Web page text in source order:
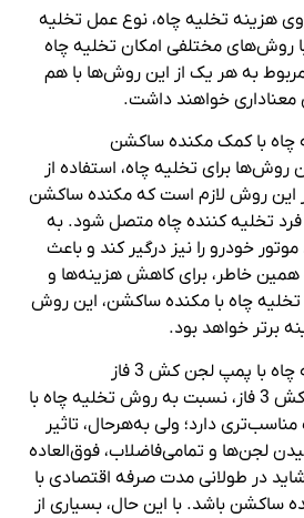
هزینه تخلیه چاه، نوع عمل تخلیه
روش‌های مختلفی امکان تخلیه چاه
به هر یک از این روش‌ها با هم
معناداری خواهند داشت.
چاه با کمک مکنده ساکشن
روش‌ها برای تخلیه چاه، استفاده از
روش لازم است که مکنده ساکشن
تخلیه کننده چاه متصل شود. به
خودرو را نیز درگیر کند و باعث
خاطر، برای کاهش هزینه‌ها و
چاه با مکنده ساکشن، این روش
برتر خواهد بود.
با پمپ لجن کش 3 فاز
تخلیه چاه با پمپ لجن کش 3 فاز، نسبت به روش تخلیه چاه با
دارد؛ ولی به‌هرحال، تاثیر
لجن‌ها و تمامی‌فاضلاب، فوق‌العاده
در طولانی مدت صرفه اقتصادی با
ساکشن باشد. با این حال، بسیاری از